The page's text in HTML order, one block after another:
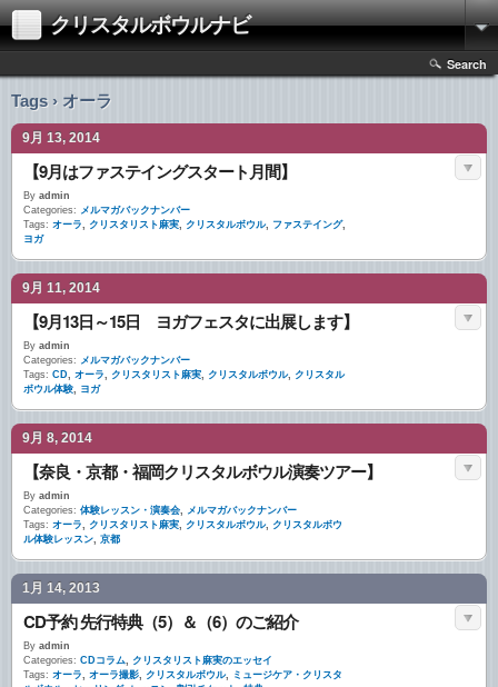
クリスタルボウルナビ
Search
Tags › オーラ
9月 13, 2014
【9月はファステイングスタート月間】
By admin
Categories: メルマガバックナンバー
Tags: オーラ, クリスタリスト麻実, クリスタルボウル, ファステイング,
ヨガ
9月 11, 2014
【9月13日～15日 ヨガフェスタに出展します】
By admin
Categories: メルマガバックナンバー
Tags: CD, オーラ, クリスタリスト麻実, クリスタルボウル, クリスタル
ボウル体験, ヨガ
9月 8, 2014
【奈良・京都・福岡クリスタルボウル演奏ツアー】
By admin
Categories: 体験レッスン・演奏会, メルマガバックナンバー
Tags: オーラ, クリスタリスト麻実, クリスタルボウル, クリスタルボウ
ル体験レッスン, 京都
1月 14, 2013
CD予約 先行特典（5）＆（6）のご紹介
By admin
Categories: CDコラム, クリスタリスト麻実のエッセイ
Tags: オーラ, オーラ撮影, クリスタルボウル, ミュージケア・クリスタ